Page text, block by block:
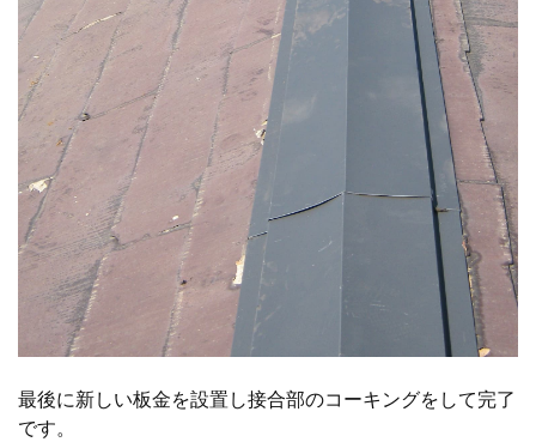
最後に新しい板金を設置し接合部のコーキングをして完了
です。